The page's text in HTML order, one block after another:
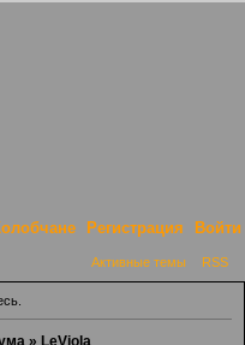
Регистрация Войти
Активные темы RSS
.
»LeViola